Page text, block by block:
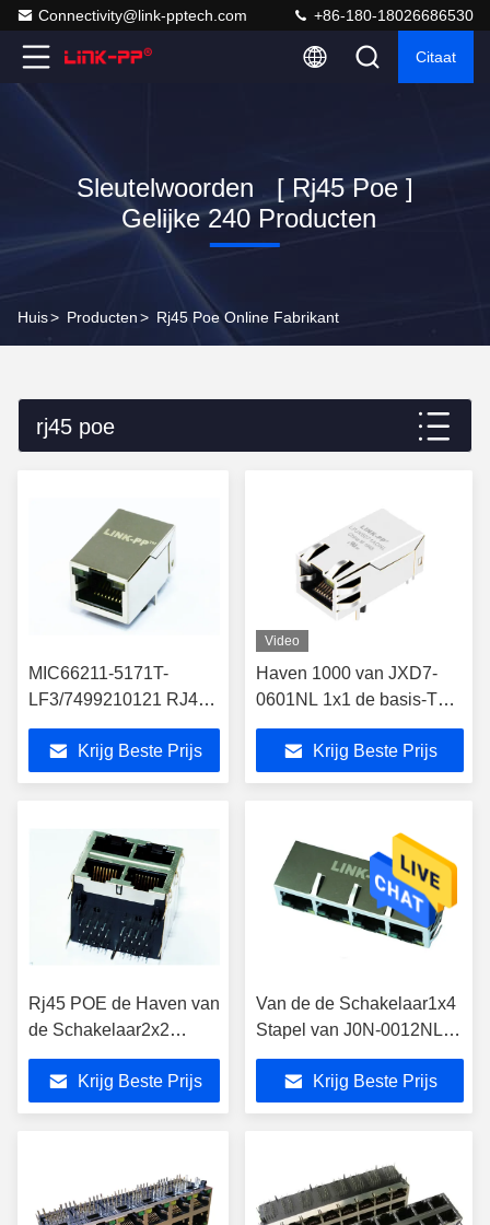
Connectivity@link-pptech.com +86-180-18026686530
Citaat
Sleutelwoorden [ Rj45 Poe ]
Gelijke 240 Producten
Huis> Producten> Rj45 Poe Online Fabrikant
rj45 poe
MIC66211-5171T-
LF3/7499210121 RJ45
PoE Connector Rectifier
Bridge LPJ4049HDNL
Krijg Beste Prijs
Video
Haven 1000 van JXD7-
0601NL 1x1 de basis-T
Geleide Schakelaar van
Ethernet Rj45 Lan Jack
Industrial RJ45 POE
Krijg Beste Prijs
Rj45 POE de Haven van
de Schakelaar2x2
Stapel met 1000 basis-T
Magnetische
LPJG27082CNL
Krijg Beste Prijs
Van de de Schakelaar1x4
Stapel van J0N-0012NL
Rj45 POE de
Havengigabyte Magjack
Krijg Beste Prijs